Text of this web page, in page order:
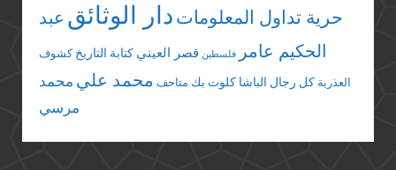
حرية تداول المعلومات دار الوثائق عبد
الحكيم عامر
فلسطين قصر العيني كتابة التاريخ كشوف
العذرية كل رجال الباشا كلوت بك متاحف محمد علي محمد
مرسي